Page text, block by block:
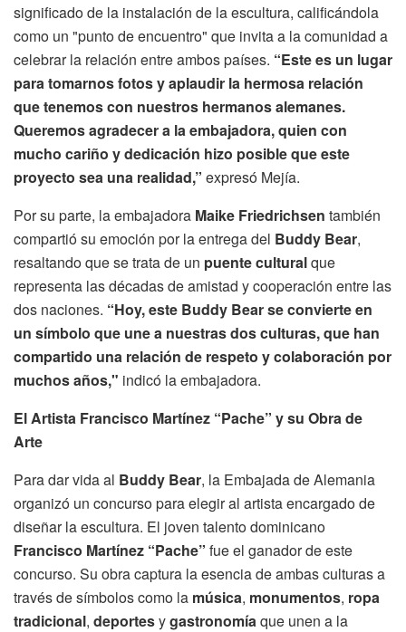
significado de la instalación de la escultura, calificándola
como un "punto de encuentro" que invita a la comunidad a
celebrar la relación entre ambos países. “Este es un lugar
para tomarnos fotos y aplaudir la hermosa relación
que tenemos con nuestros hermanos alemanes.
Queremos agradecer a la embajadora, quien con
mucho cariño y dedicación hizo posible que este
proyecto sea una realidad,” expresó Mejía.
Por su parte, la embajadora Maike Friedrichsen también
compartió su emoción por la entrega del Buddy Bear,
resaltando que se trata de un puente culturalque
representa las décadas de amistad y cooperación entre las
dos naciones. “Hoy, este Buddy Bear se convierte en
un símbolo que une a nuestras dos culturas, que han
compartido una relación de respeto y colaboración por
muchos años," indicó la embajadora.
El Artista Francisco Martínez “Pache” y su Obra de
Arte
Para dar vida al Buddy Bear, la Embajada de Alemania
organizó un concurso para elegir al artista encargado de
diseñar la escultura. El joven talento dominicano
Francisco Martínez “Pache” fue el ganador de este
concurso. Su obra captura la esencia de ambas culturas a
través de símbolos como la música, monumentos, ropa
tradicional, deportesygastronomíaque unen a la